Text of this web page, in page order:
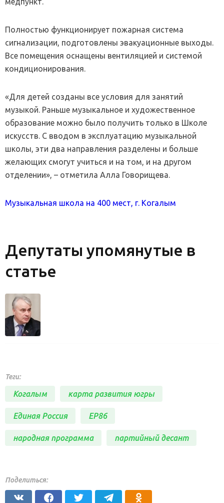
Полностью функционирует пожарная система
сигнализации, подготовлены эвакуационные выходы.
Все помещения оснащены вентиляцией и системой
кондиционирования.
«Для детей созданы все условия для занятий
музыкой. Раньше музыкальное и художественное
образование можно было получить только в Школе
искусств. С вводом в эксплуатацию музыкальной
школы, эти два направления разделены и больше
желающих смогут учиться и на том, и на другом
отделении», – отметила Алла Говорищева.
Музыкальная школа на 400 мест, г. Когалым
Депутаты упомянутые в
статье
Теги:
Когалым карта развития югры
Единая Россия ЕР86
народная программа партийный десант
Поделиться: